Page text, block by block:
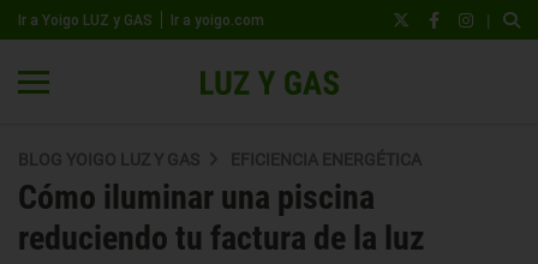
Ir a Yoigo LUZ y GAS Ir a yoigo.com |
BLOG YOIGO LUZ Y GAS EFICIENCIA ENERGÉTICA
Cómo iluminar una piscina
reduciendo tu factura de la luz